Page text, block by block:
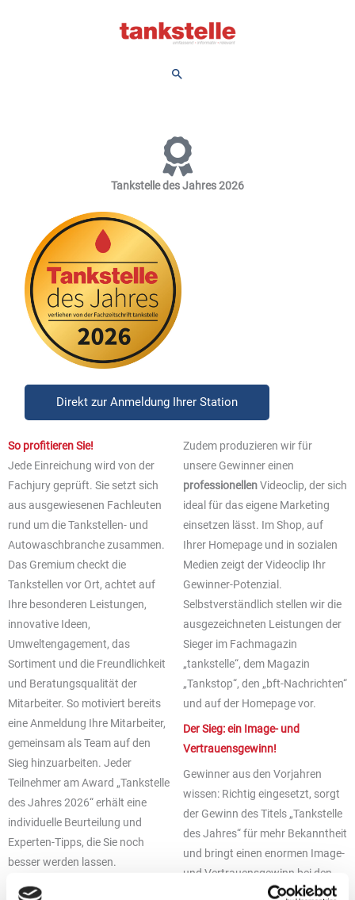
Suchen
Tankstelle des Jahres 2026
Direkt zur Anmeldung Ihrer Station
So profitieren Sie!
Jede Einreichung wird von der
Fachjury geprüft. Sie setzt sich
aus ausgewiesenen Fachleuten
rund um die Tankstellen- und
Autowaschbranche zusammen.
Das Gremium checkt die
Tankstellen vor Ort, achtet auf
Ihre besonderen Leistungen,
innovative Ideen,
Umweltengagement, das
Sortiment und die Freundlichkeit
und Beratungsqualität der
Mitarbeiter. So motiviert bereits
eine Anmeldung Ihre Mitarbeiter,
gemeinsam als Team auf den
Sieg hinzuarbeiten. Jeder
Teilnehmer am Award „Tankstelle
des Jahres 2026“ erhält eine
individuelle Beurteilung und
Experten-Tipps, die Sie noch
besser werden lassen.
Auszeichnung
Zudem produzieren wir für
unsere Gewinner einen
professionellenVideoclip, der sich
ideal für das eigene Marketing
einsetzen lässt. Im Shop, auf
Ihrer Homepage und in sozialen
Medien zeigt der Videoclip Ihr
Gewinner-Potenzial.
Selbstverständlich stellen wir die
ausgezeichneten Leistungen der
Sieger im Fachmagazin
„tankstelle“, dem Magazin
„Tankstop“, den „bft-Nachrichten“
und auf der Homepage vor.
Der Sieg: ein Image- und
Vertrauensgewinn!
Gewinner aus den Vorjahren
wissen: Richtig eingesetzt, sorgt
der Gewinn des Titels „Tankstelle
des Jahres“ für mehr Bekanntheit
und bringt einen enormen Image-
und Vertrauensgewinn bei den
Kunden. Das führt zu